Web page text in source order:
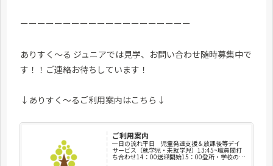
ーーーーーーーーーーーーーーーーーーーー
ありすく～る ジュニアでは見学、お問い合わせ随時募集中で
す！！ご連絡お待ちしています！
↓ありすく～るご利用案内はこちら↓
ご利用案内
一日の流れ平日 児童発達支援＆放課後等デイ
サービス（就学児・未就学児）13:45~職員間打
ち合わせ14：00送迎開始15：00登所・学校の宿